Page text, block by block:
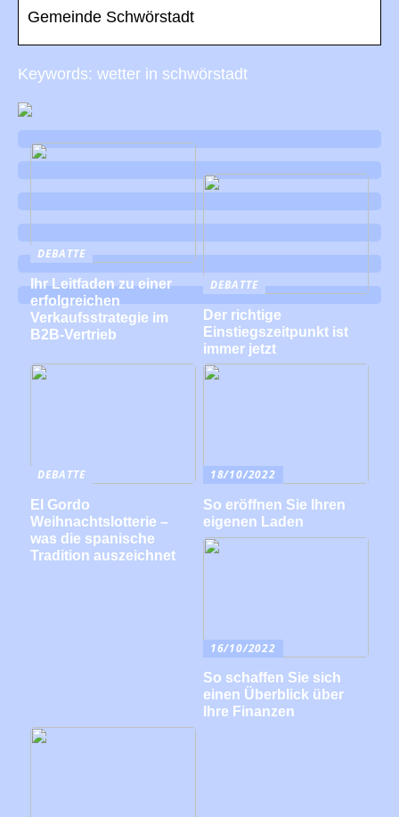
Gemeinde Schwörstadt
Keywords: wetter in schwörstadt
DEBATTE
Ihr Leitfaden zu einer
erfolgreichen
Verkaufsstrategie im
B2B-Vertrieb
DEBATTE
Der richtige
Einstiegszeitpunkt ist
immer jetzt
DEBATTE
El Gordo
Weihnachtslotterie –
was die spanische
Tradition auszeichnet
18/10/2022
So eröffnen Sie Ihren
eigenen Laden
16/10/2022
So schaffen Sie sich
einen Überblick über
Ihre Finanzen